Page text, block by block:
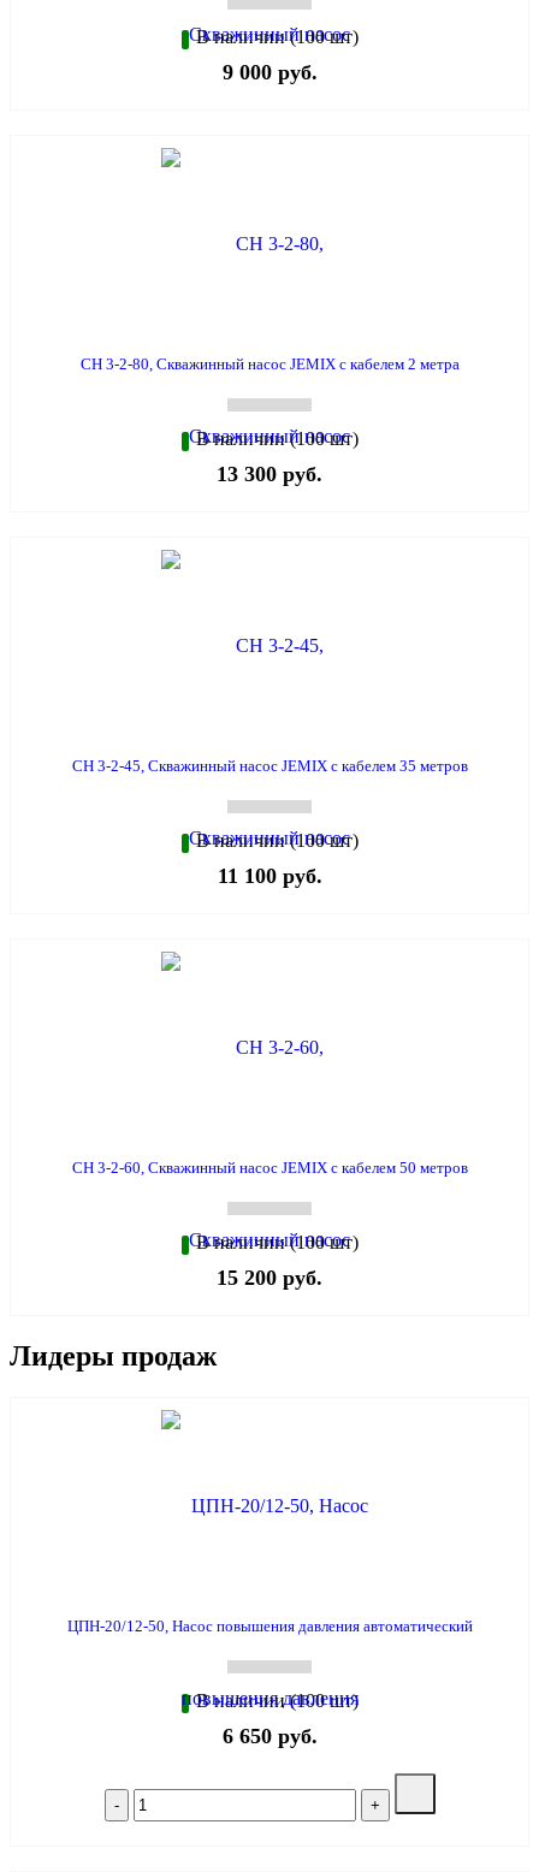
В наличии (100 шт)
9 000 руб.
СН 3-2-80, Скважинный насос JEMIX с кабелем 2 метра
В наличии (100 шт)
13 300 руб.
СН 3-2-45, Скважинный насос JEMIX с кабелем 35 метров
В наличии (100 шт)
11 100 руб.
СН 3-2-60, Скважинный насос JEMIX с кабелем 50 метров
В наличии (100 шт)
15 200 руб.
Лидеры продаж
ЦПН-20/12-50, Насос повышения давления автоматический
В наличии (100 шт)
6 650 руб.